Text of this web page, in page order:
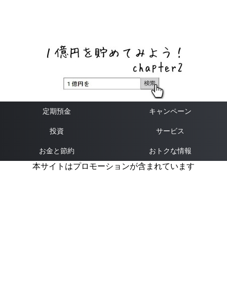
定期預金 キャンペーン
投資 サービス
お金と節約 おトクな情報
本サイトはプロモーションが含まれています